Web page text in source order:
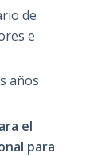
de
e
años
el
para